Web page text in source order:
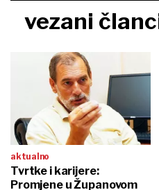
vezani
aktualno
Tvrtke i karijere:
Promjene u Županovom